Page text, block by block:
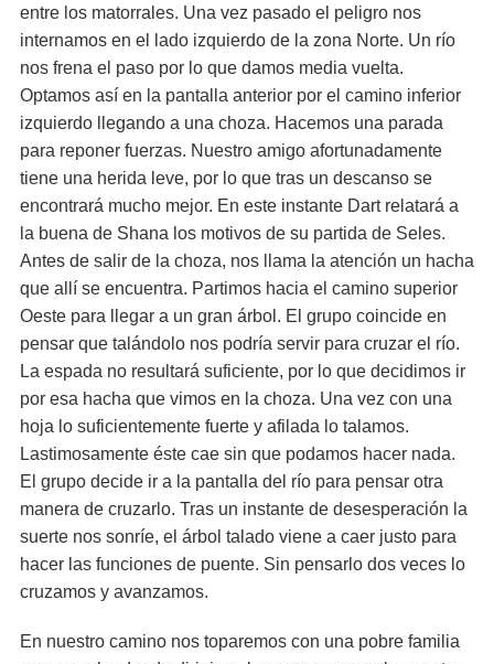
entre los matorrales. Una vez pasado el peligro nos
internamos en el lado izquierdo de la zona Norte. Un río
nos frena el paso por lo que damos media vuelta.
Optamos así en la pantalla anterior por el camino inferior
izquierdo llegando a una choza. Hacemos una parada
para reponer fuerzas. Nuestro amigo afortunadamente
tiene una herida leve, por lo que tras un descanso se
encontrará mucho mejor. En este instante Dart relatará a
la buena de Shana los motivos de su partida de Seles.
Antes de salir de la choza, nos llama la atención un hacha
que allí se encuentra. Partimos hacia el camino superior
Oeste para llegar a un gran árbol. El grupo coincide en
pensar que talándolo nos podría servir para cruzar el río.
La espada no resultará suficiente, por lo que decidimos ir
por esa hacha que vimos en la choza. Una vez con una
hoja lo suficientemente fuerte y afilada lo talamos.
Lastimosamente éste cae sin que podamos hacer nada.
El grupo decide ir a la pantalla del río para pensar otra
manera de cruzarlo. Tras un instante de desesperación la
suerte nos sonríe, el árbol talado viene a caer justo para
hacer las funciones de puente. Sin pensarlo dos veces lo
cruzamos y avanzamos.
En nuestro camino nos toparemos con una pobre familia